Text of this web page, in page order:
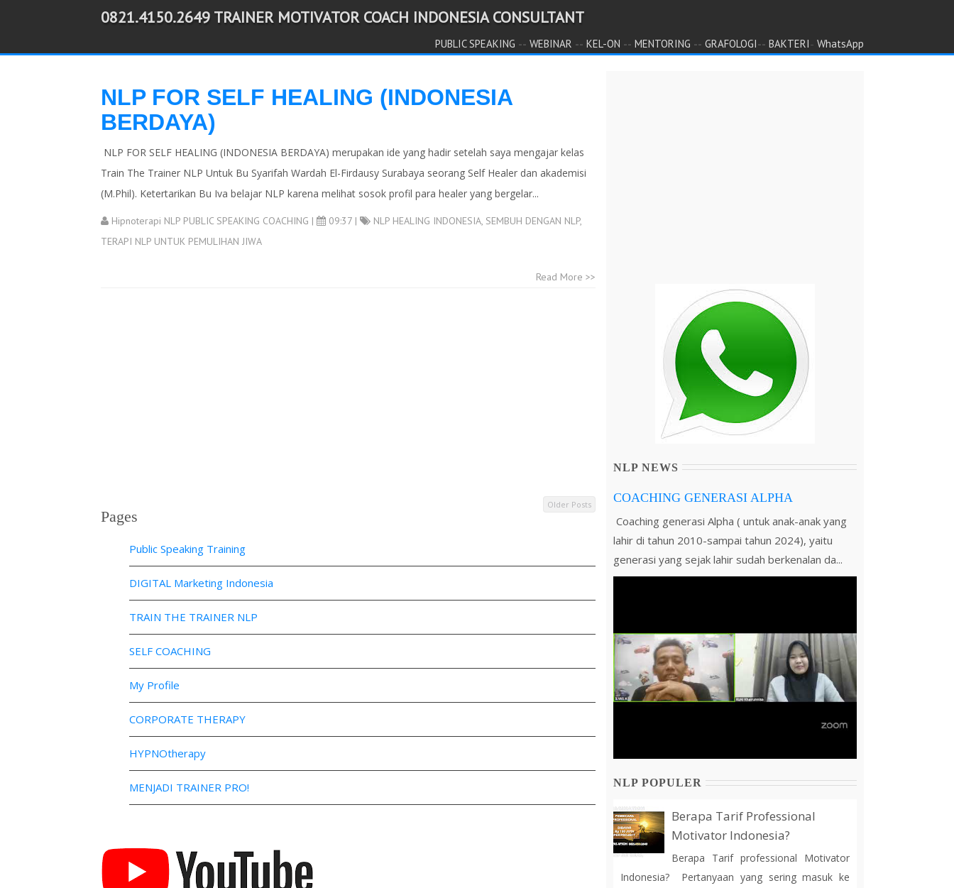
0821.4150.2649 TRAINER MOTIVATOR COACH INDONESIA CONSULTANT
PUBLIC SPEAKING -- WEBINAR -- KEL-ON -- MENTORING -- GRAFOLOGI-- BAKTERI- WhatsApp
NLP FOR SELF HEALING (INDONESIA
BERDAYA)
NLP FOR SELF HEALING (INDONESIA BERDAYA) merupakan ide yang hadir setelah saya mengajar kelas
Train The Trainer NLP Untuk Bu Syarifah Wardah El-Firdausy Surabaya seorang Self Healer dan akademisi
(M.Phil). Ketertarikan Bu Iva belajar NLP karena melihat sosok profil para healer yang bergelar...
Hipnoterapi NLP PUBLIC SPEAKING COACHING | 09:37 | NLP HEALING INDONESIA, SEMBUH DENGAN NLP,
TERAPI NLP UNTUK PEMULIHAN JIWA
Read More >>
Older Posts
Pages
Public Speaking Training
DIGITAL Marketing Indonesia
TRAIN THE TRAINER NLP
SELF COACHING
My Profile
CORPORATE THERAPY
HYPNOtherapy
MENJADI TRAINER PRO!
NLP NEWS
COACHING GENERASI ALPHA
Coaching generasi Alpha ( untuk anak-anak yang
lahir di tahun 2010-sampai tahun 2024), yaitu
generasi yang sejak lahir sudah berkenalan da...
NLP POPULER
Berapa Tarif Professional
Motivator Indonesia?
Berapa Tarif professional Motivator
Indonesia? Pertanyaan yang sering masuk ke